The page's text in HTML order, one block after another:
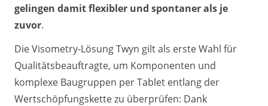
gelingen damit flexibler und spontaner als je
zuvor.
Die Visometry-Lösung Twyn gilt als erste Wahl für
Qualitätsbeauftragte, um Komponenten und
komplexe Baugruppen per Tablet entlang der
Wertschöpfungskette zu überprüfen: Dank